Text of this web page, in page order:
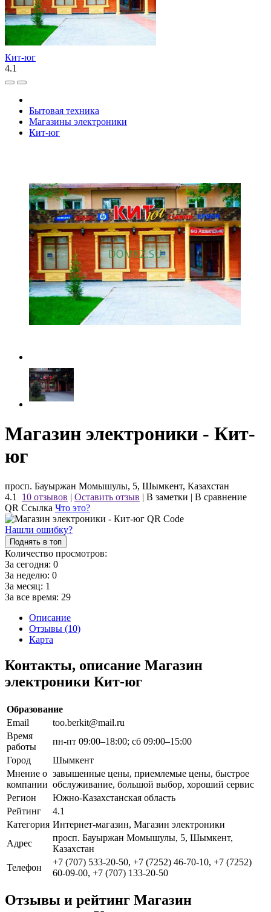
Кит-юг
4.1
Бытовая техника
Магазины электроники
Кит-юг
Магазин электроники - Кит-
юг
просп. Бауыржан Момышулы, 5, Шымкент, Казахстан
4.1
10 отзывов | Оставить отзыв | В заметки | В сравнение
QR Ссылка Что это?
Нашли ошибку?
Поднять в топ
Количество просмотров:
За сегодня: 0
За неделю: 0
За месяц: 1
За все время: 29
Описание
Отзывы (10)
Карта
Контакты, описание Магазин
электроники Кит-юг
Образование
Email
too.berkit@mail.ru
Время
работы
пн-пт 09:00–18:00; сб 09:00–15:00
Город
Шымкент
Мнение о
компании
завышенные цены, приемлемые цены, быстрое
обслуживание, большой выбор, хороший сервис
Регион
Южно-Казахстанская область
Рейтинг
4.1
Категория Интернет-магазин, Магазин электроники
Адрес
просп. Бауыржан Момышулы, 5, Шымкент,
Казахстан
Телефон
+7 (707) 533-20-50, +7 (7252) 46-70-10, +7 (7252)
60-09-00, +7 (707) 133-20-50
Отзывы и рейтинг Магазин